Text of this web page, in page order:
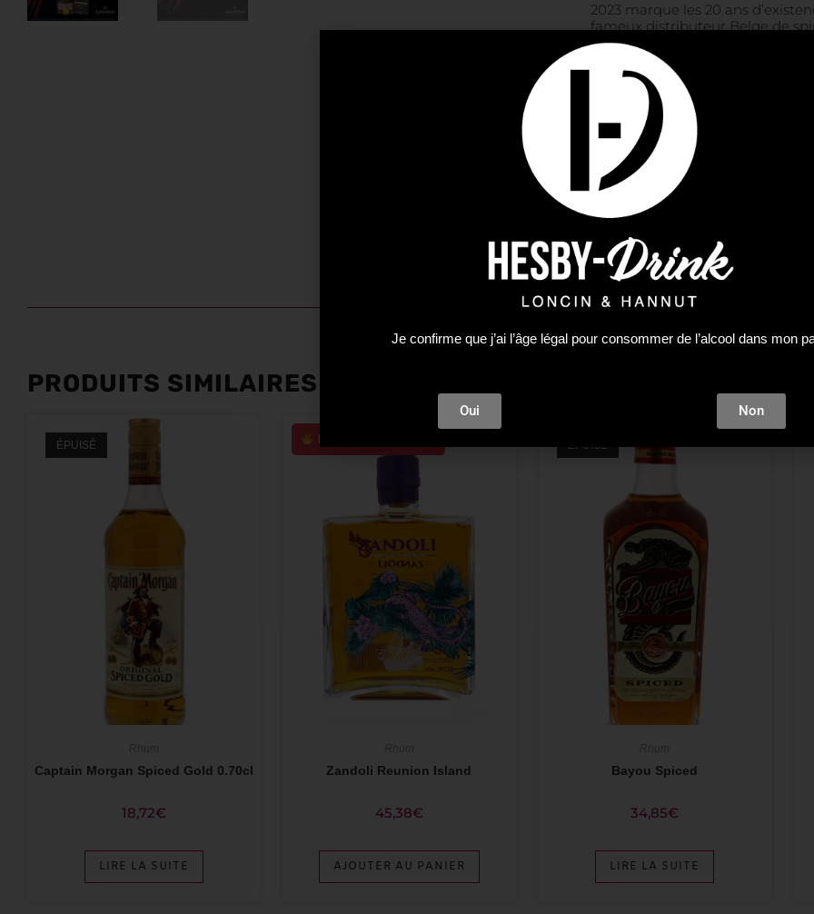
2023 marque les 20 ans
fameux distributeur Belge de
l’équipe de Savanna a
single cask n° 989. Dans la
Savanna, ce rhum de mélasse
C20 en 2010 a été mis à vieillir
d’année suivante. Le maitre de
dans un fût ex-armagnac de la
un fournisseur historique de
précédemment utilisé pour
Dauphin de la collection
il révèle toute sa complexité et
PRODUITS SIMILAIRES
ÉPUISÉ
Captain Morgan Spiced Gold 0.70cl
18,72€
LIRE LA SUITE
Zandoli Reunion Island
45,38€
AJOUTER AU PANIER
ÉPUISÉ
Bayou Spiced
34,85€
LIRE LA SUITE
Je confirme que j’ai l’âge légal pour consommer de l’alcool dans mon
Oui Non